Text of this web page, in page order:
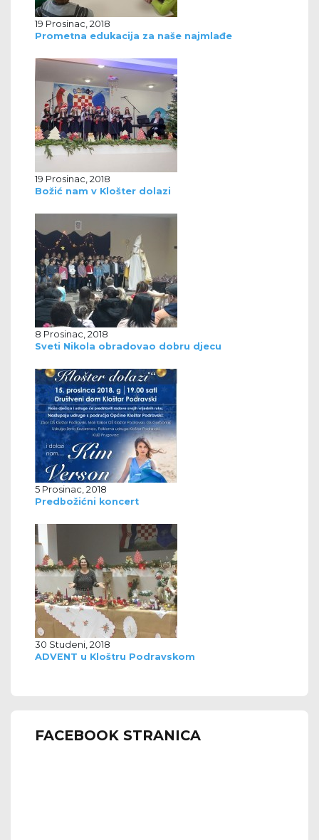
19 Prosinac, 2018
Prometna edukacija za naše najmlađe
19 Prosinac, 2018
Božić nam v Klošter dolazi
8 Prosinac, 2018
Sveti Nikola obradovao dobru djecu
5 Prosinac, 2018
Predbožićni koncert
30 Studeni, 2018
ADVENT u Kloštru Podravskom
FACEBOOK STRANICA